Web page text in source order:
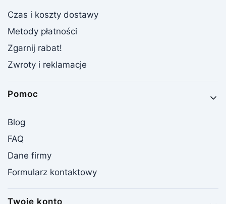
Czas i koszty dostawy
Metody płatności
Zgarnij rabat!
Zwroty i reklamacje
Pomoc
Blog
FAQ
Dane firmy
Formularz kontaktowy
Twoje konto